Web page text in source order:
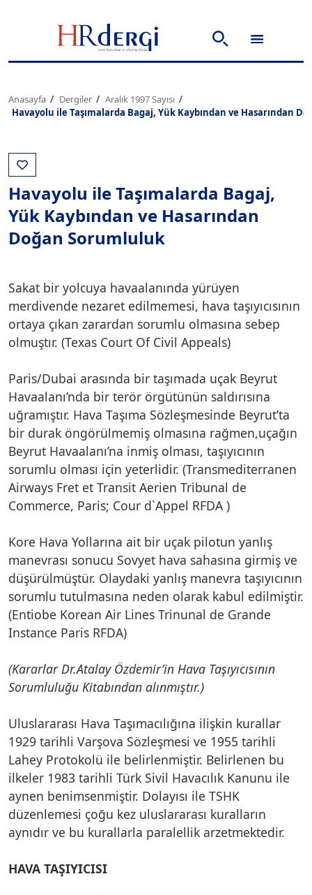
Anasayfa Dergiler
Aralık 1997 Sayısı
Havayolu ile Taşımalarda Bagaj, Yük Kaybından ve Hasarından
Havayolu ile Taşımalarda Bagaj,
Yük Kaybından ve Hasarından
Doğan Sorumluluk
Sakat bir yolcuya havaalanında yürüyen
merdivende nezaret edilmemesi, hava taşıyıcısının
ortaya çıkan zarardan sorumlu olmasına sebep
olmuştır. (Texas Court Of Civil Appeals)
Paris/Dubai arasında bir taşımada uçak Beyrut
Havaalanı’nda bir terör örgütünün saldırısına
uğramıştır. Hava Taşıma Sözleşmesinde Beyrut’ta
bir durak öngörülmemiş olmasına rağmen,uçağın
Beyrut Havaalanı’na inmiş olması, taşıyıcının
sorumlu olması için yeterlidir. (Transmediterranen
Airways Fret et Transit Aerien Tribunal de
Commerce, Paris; Cour d`Appel RFDA )
Kore Hava Yollarına ait bir uçak pilotun yanlış
manevrası sonucu Sovyet hava sahasına girmiş ve
düşürülmüştür. Olaydaki yanlış manevra taşıyıcının
sorumlu tutulmasına neden olarak kabul edilmiştir.
(Entiobe Korean Air Lines Trinunal de Grande
Instance Paris RFDA)
(Kararlar Dr.Atalay Özdemir’in Hava Taşıyıcısının
Sorumluluğu Kitabından alınmıştır.)
Uluslararası Hava Taşımacılığına ilişkin kurallar
1929 tarihli Varşova Sözleşmesi ve 1955 tarihli
Lahey Protokolü ile belirlenmiştir. Belirlenen bu
ilkeler 1983 tarihli Türk Sivil Havacılık Kanunu ile
aynen benimsenmiştir. Dolayısı ile TSHK
düzenlemesi çoğu kez uluslararası kuralların
aynıdır ve bu kurallarla paralellik arzetmektedir.
HAVA TAŞIYICISI